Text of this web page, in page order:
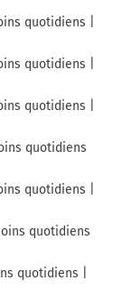
quotidiens |
quotidiens |
quotidiens |
quotidiens
quotidiens |
quotidiens
quotidiens |